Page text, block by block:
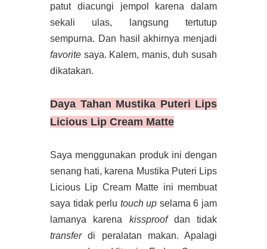
patut diacungi jempol karena dalam
sekali ulas, langsung tertutup
sempurna. Dan hasil akhirnya menjadi
favorite saya. Kalem, manis, duh susah
dikatakan.
Daya Tahan Mustika Puteri Lips
Licious Lip Cream Matte
Saya menggunakan produk ini dengan
senang hati, karena Mustika Puteri Lips
Licious Lip Cream Matte ini membuat
saya tidak perlu touch up selama 6 jam
lamanya karena kissproofdan tidak
transferdi peralatan makan. Apalagi